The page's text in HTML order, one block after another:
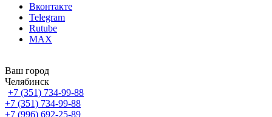
Вконтакте
Telegram
Rutube
MAX
Ваш город
Челябинск
+7 (351) 734-99-88
+7 (351) 734-99-88
+7 (996) 692-25-89